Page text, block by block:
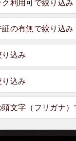
ク利用可で絞り込み
証の有無で絞り込み
り込み
り込み
頭文字（フリガナ）